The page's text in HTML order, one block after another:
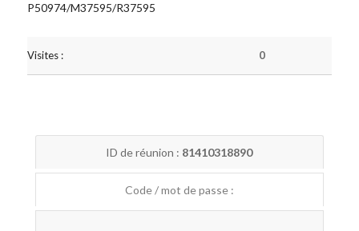
P50974/M37595/R37595
Visites : 0
ID de réunion : 81410318890
Code / mot de passe :